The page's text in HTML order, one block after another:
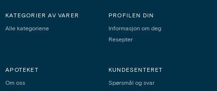
KATEGORIER AV VARER
Alle kategoriene
PROFILEN DIN
Informasjon om deg
Resepter
APOTEKET
Om oss
KUNDESENTERET
Spørsmål og svar